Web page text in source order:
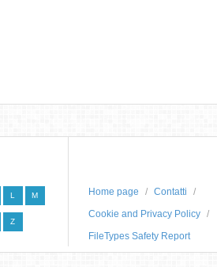
L M
Z
Home page
Contatti
Cookie and Privacy Policy
FileTypes Safety Report